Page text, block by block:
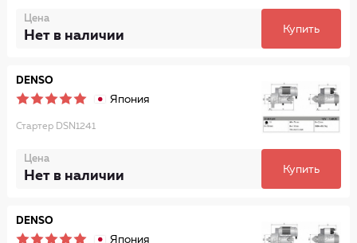
Цена
Нет в наличии Купить
DENSO
Япония
Стартер DSN1241
Цена
Нет в наличии Купить
DENSO
Япония